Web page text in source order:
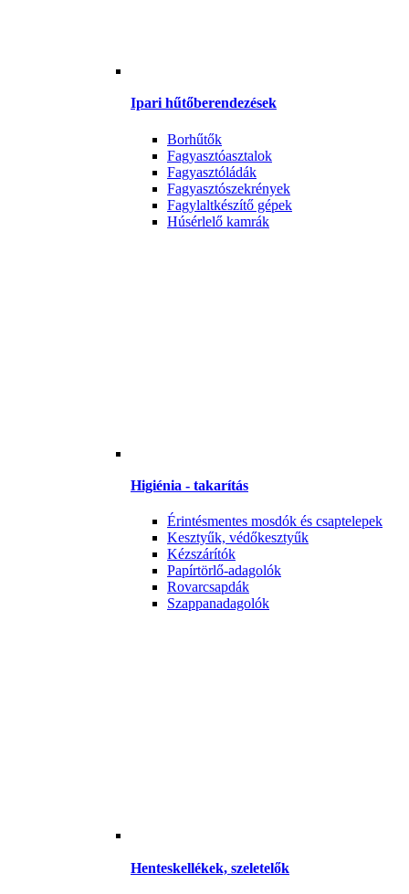
Ipari hűtőberendezések
Borhűtők
Fagyasztóasztalok
Fagyasztóládák
Fagyasztószekrények
Fagylaltkészítő gépek
Húsérlelő kamrák
Higiénia - takarítás
Érintésmentes mosdók és csaptelepek
Kesztyűk, védőkesztyűk
Kézszárítók
Papírtörlő-adagolók
Rovarcsapdák
Szappanadagolók
Henteskellékek, szeletelők